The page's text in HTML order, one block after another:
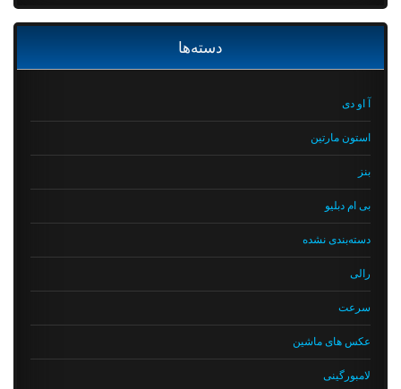
دسته‌ها
آ او دی
استون مارتین
بی ام دبلیو
دسته‌بندی نشده
رالی
سرعت
عکس های ماشین
لامبورگینی